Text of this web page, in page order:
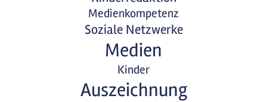
Medienkompetenz
Soziale Netzwerke
Medien
Kinder
Auszeichnung